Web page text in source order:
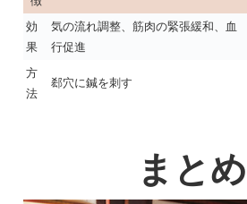
効
果
気の流れ調整、筋肉の緊張緩和、血
行促進
方
法
郄穴に鍼を刺す
まとめ